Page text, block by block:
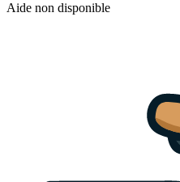
Aide non disponible